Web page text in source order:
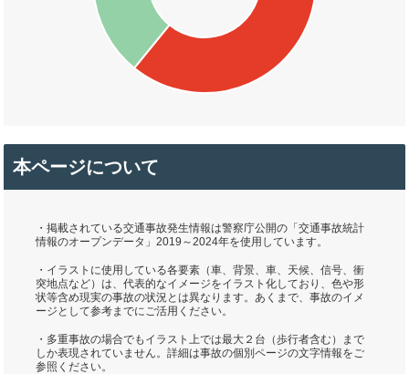
本ページについて
・掲載されている交通事故発生情報は警察庁公開の「交通事故統計
情報のオープンデータ」2019～2024年を使用しています。
・イラストに使用している各要素（車、背景、車、天候、信号、衝
突地点など）は、代表的なイメージをイラスト化しており、色や形
状等含め現実の事故の状況とは異なります。あくまで、事故のイメ
ージとして参考までにご活用ください。
・多重事故の場合でもイラスト上では最大２台（歩行者含む）まで
しか表現されていません。詳細は事故の個別ページの文字情報をご
参照ください。